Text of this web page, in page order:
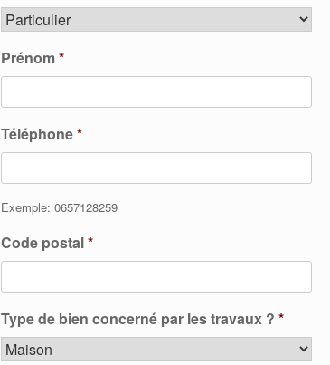
Prénom*
Téléphone*
Exemple: 0657128259
Code postal*
Type de bien concerné par les travaux ? *